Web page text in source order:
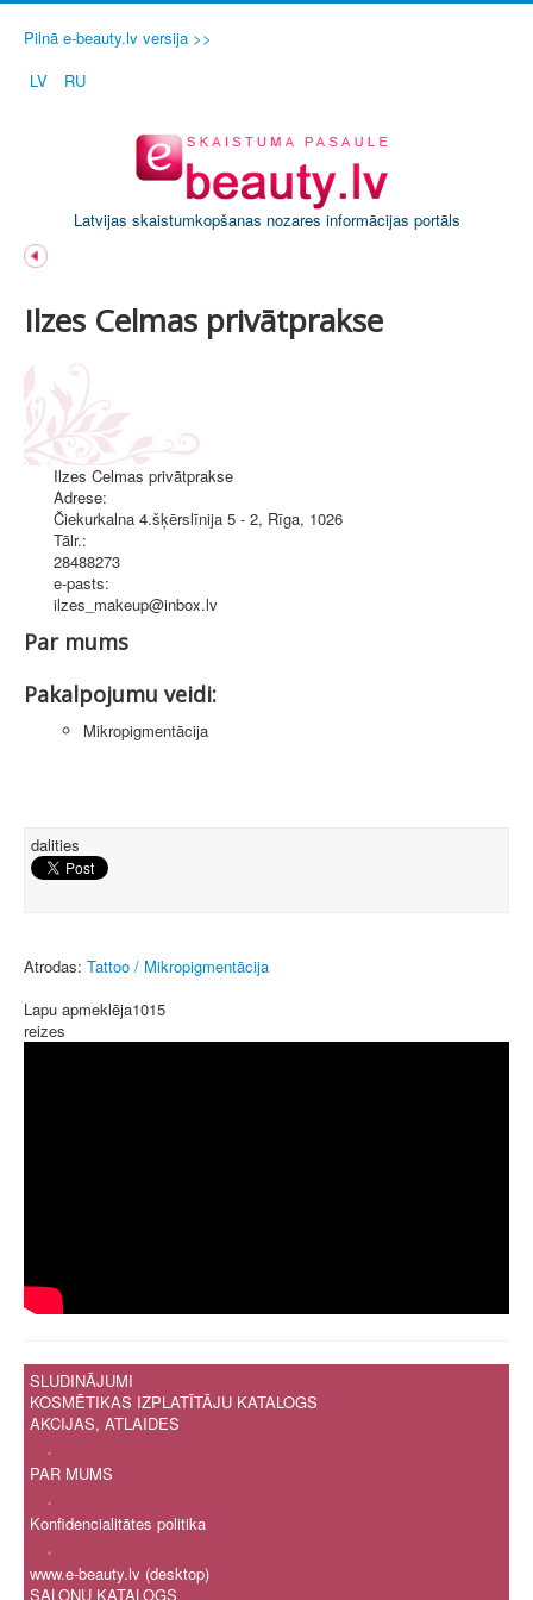
Pilnā e-beauty.lv versija >>
LV
RU
Latvijas skaistumkopšanas nozares informācijas portāls
Ilzes Celmas privātprakse
Ilzes Celmas privātprakse
Adrese:
Čiekurkalna 4.šķērslīnija 5 - 2, Rīga, 1026
Tālr.:
28488273
e-pasts:
ilzes_makeup@inbox.lv
Par mums
Pakalpojumu veidi:
Mikropigmentācija
dalities
Atrodas: Tattoo / Mikropigmentācija
Lapu apmeklēja1015
reizes
SLUDINĀJUMI
KOSMĒTIKAS IZPLATĪTĀJU KATALOGS
AKCIJAS, ATLAIDES
.
PAR MUMS
.
Konfidencialitātes politika
.
www.e-beauty.lv (desktop)
SALONU KATALOGS